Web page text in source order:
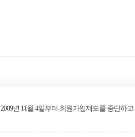
년 11월 4일부터 회원가입제도를 중단하고